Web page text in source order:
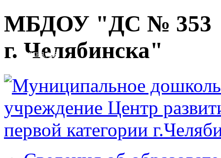
Перейти к основному содержанию
МБДОУ "ДС № 353
г. Челябинска"
Версия для